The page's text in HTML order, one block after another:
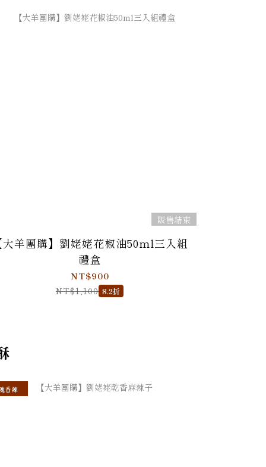
販售結束
羊團購】劉姥姥花椒油50ml三入組
禮盒
NT$900
NT$1,100 8.2折
香辣